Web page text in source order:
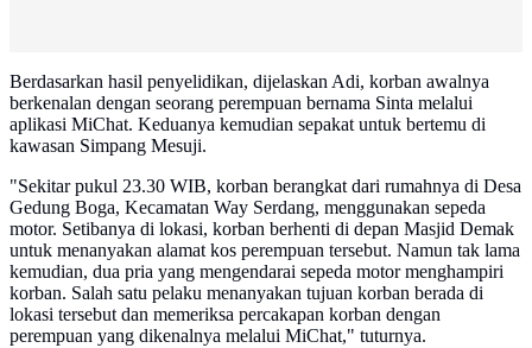
Berdasarkan hasil penyelidikan, dijelaskan Adi, korban awalnya
berkenalan dengan seorang perempuan bernama Sinta melalui
aplikasi MiChat. Keduanya kemudian sepakat untuk bertemu di
kawasan Simpang Mesuji.
"Sekitar pukul 23.30 WIB, korban berangkat dari rumahnya di Desa
Gedung Boga, Kecamatan Way Serdang, menggunakan sepeda
motor. Setibanya di lokasi, korban berhenti di depan Masjid Demak
untuk menanyakan alamat kos perempuan tersebut. Namun tak lama
kemudian, dua pria yang mengendarai sepeda motor menghampiri
korban. Salah satu pelaku menanyakan tujuan korban berada di
lokasi tersebut dan memeriksa percakapan korban dengan
perempuan yang dikenalnya melalui MiChat," tuturnya.